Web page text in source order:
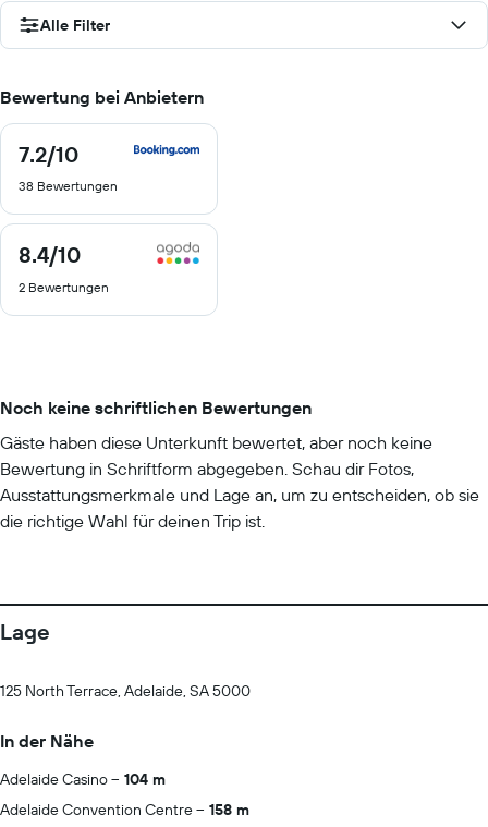
Alle Filter
Bewertung bei Anbietern
7.2/10
7.2
10
38 Bewertungen
8.4/10
8.4
10
2 Bewertungen
Noch keine schriftlichen Bewertungen
Gäste haben diese Unterkunft bewertet, aber noch keine
Bewertung in Schriftform abgegeben. Schau dir Fotos,
Ausstattungsmerkmale und Lage an, um zu entscheiden, ob sie
die richtige Wahl für deinen Trip ist.
Lage
125 North Terrace, Adelaide, SA 5000
In der Nähe
Adelaide Casino
104 m
Adelaide Convention Centre
158 m